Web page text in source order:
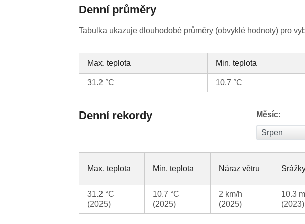
Denní průměry
Tabulka ukazuje dlouhodobé průměry (obvyklé hodnoty) pro
Max. teplota Min. teplota
31.2 °C 10.7 °C
Denní rekordy Měsíc:
Max. teplota Min. teplota Náraz větru
31.2 °C
(2025)
10.7 °C
(2025)
2 km/h
(2025)
10.3
(2023)